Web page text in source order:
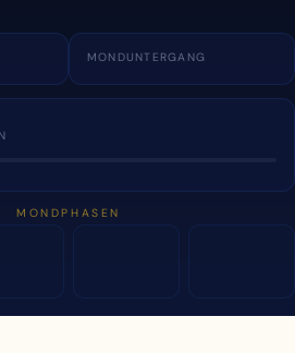
MONDUNTERGANG
MONDPHASEN